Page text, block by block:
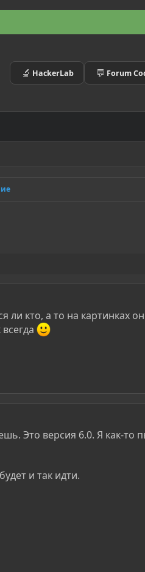
🔬 HackerLab 💬 Forum
ли кто, а то на
Это версия 6.0. Я как-то
и так идти.